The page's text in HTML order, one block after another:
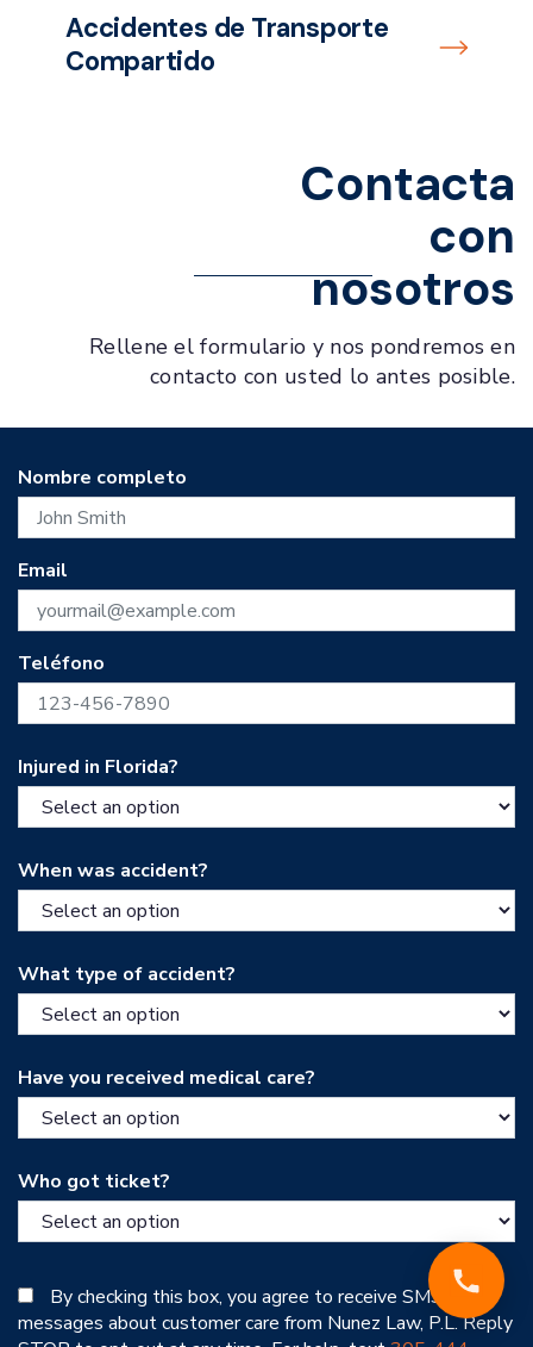
Accidentes de Transporte
Compartido
Contacta
con
nosotros
Rellene el formulario y nos pondremos en
contacto con usted lo antes posible.
Nombre completo
Email
Teléfono
Injured in Florida?
When was accident?
What type of accident?
Have you received medical care?
Who got ticket?
By checking this box, you agree to receive SMS
messages about customer care from Nunez Law, P.L. Reply